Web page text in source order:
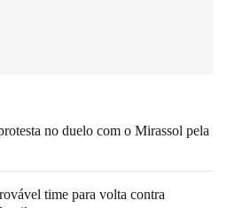
no duelo com o Mirassol pela
time para volta contra